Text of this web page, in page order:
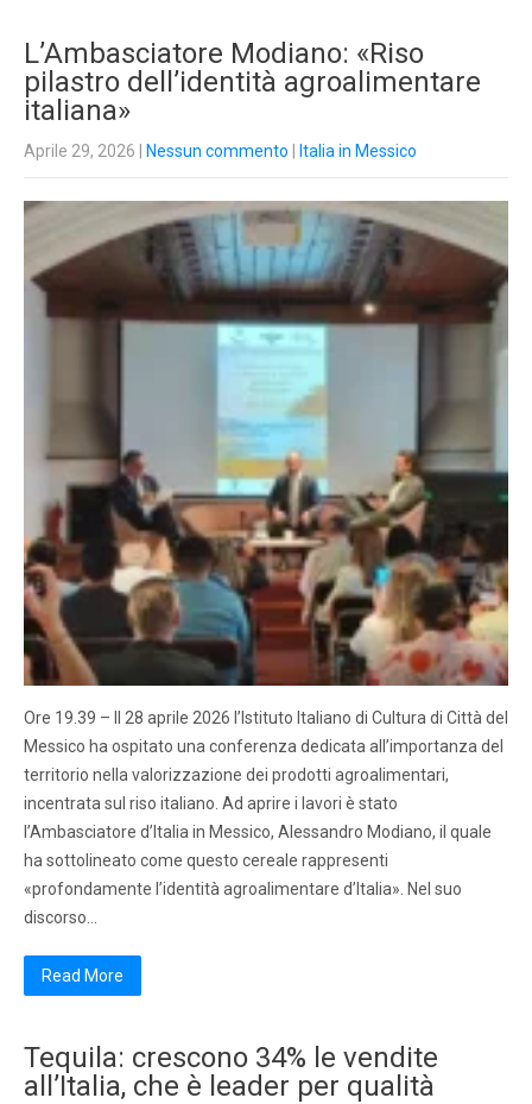
L’Ambasciatore Modiano: «Riso
pilastro dell’identità agroalimentare
italiana»
Aprile 29, 2026 Nessun commento Italia in Messico
Ore 19.39 – Il 28 aprile 2026 l’Istituto Italiano di Cultura di Città del
Messico ha ospitato una conferenza dedicata all’importanza del
territorio nella valorizzazione dei prodotti agroalimentari,
incentrata sul riso italiano. Ad aprire i lavori è stato
l’Ambasciatore d’Italia in Messico, Alessandro Modiano, il quale
ha sottolineato come questo cereale rappresenti
«profondamente l’identità agroalimentare d’Italia». Nel suo
discorso…
Read More
Tequila: crescono 34% le vendite
all’Italia, che è leader per qualità